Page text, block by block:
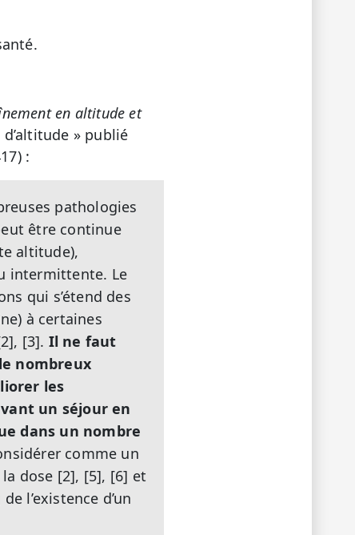
en altitude et
» publié
:
pathologies
être continue
altitude),
intermittente. Le
qui s’étend des
à certaines
[3]. Il ne faut
nombreux
les
un séjour en
dans un nombre
comme un
dose [2], [5], [6] et
l’existence d’un